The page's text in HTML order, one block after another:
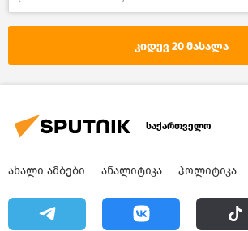
კრიმინალი საქართველოში – 2018
კიდევ 20 მასალა
საქართველო
ᲐᲮᲐᲚᲘ ᲐᲛᲑᲔᲑᲘ ᲐᲜᲐᲚᲘᲢᲘᲙᲐ ᲞᲝᲚᲘᲢᲘᲙᲐ